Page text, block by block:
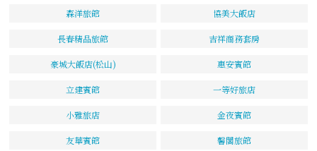
森洋旅館 協美大飯店
長春精品旅館 吉祥商務套房
豪城大飯店(松山) 惠安賓館
立建賓館 一等好旅店
小雅旅店 金夜賓館
友華賓館 馨閣旅館